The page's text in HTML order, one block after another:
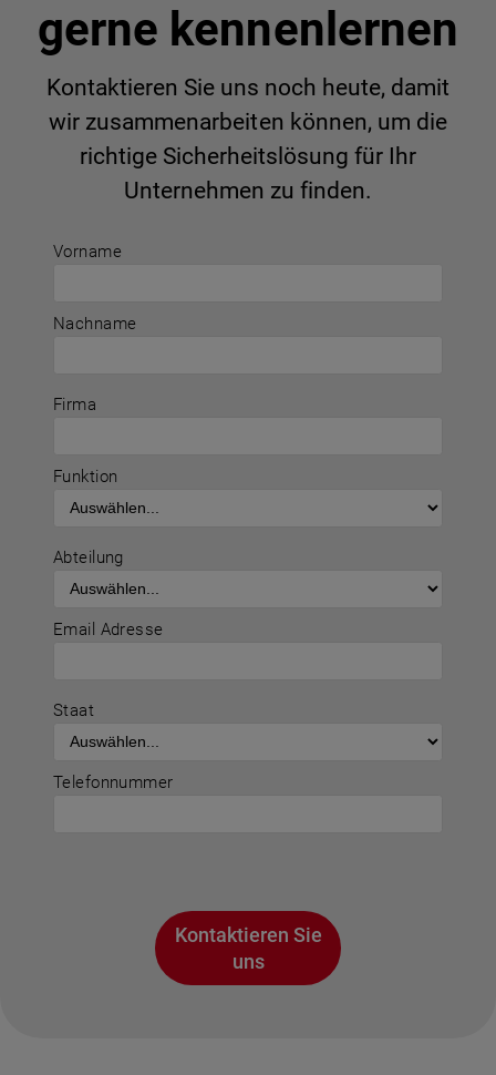
Vorname
Nachname
Firma
Funktion
Abteilung
Email Adresse
Staat
Telefonnummer
Kontaktieren Sie
uns
gerne kennenlernen
Kontaktieren Sie uns noch heute, damit
wir zusammenarbeiten können, um die
richtige Sicherheitslösung für Ihr
Unternehmen zu finden.